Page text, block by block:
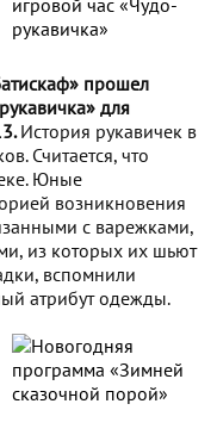
прошел
для
История рукавичек в
Считается, что
Юные
возникновения
с варежками,
из которых их шьют
вспомнили
атрибут одежды.